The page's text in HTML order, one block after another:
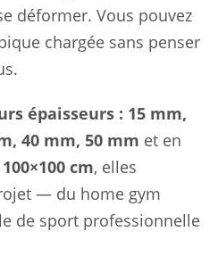
déformer. Vous pouvez
chargée sans penser
épaisseurs : 15 mm,
40 mm, 50 mm et en
cm, elles
— du home gym
de sport professionnelle